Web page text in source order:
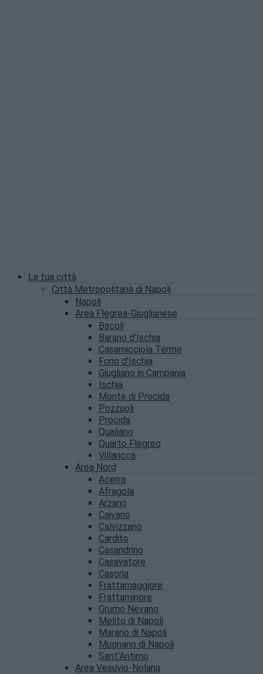
La tua città
Città Metropolitana di Napoli
Napoli
Area Flegrea-Giuglianese
Bacoli
Barano d’Ischia
Casamicciola Terme
Forio d’Ischia
Giugliano in Campania
Ischia
Monte di Procida
Pozzuoli
Procida
Qualiano
Quarto Flegreo
Villaricca
Area Nord
Acerra
Afragola
Arzano
Caivano
Calvizzano
Cardito
Casandrino
Casavatore
Casoria
Frattamaggiore
Frattaminore
Grumo Nevano
Melito di Napoli
Marano di Napoli
Mugnano di Napoli
Sant’Antimo
Area Vesuvio-Nolana